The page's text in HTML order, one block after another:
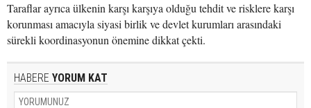
Taraflar ayrıca ülkenin karşı karşıya olduğu tehdit ve risklere karşı
korunması amacıyla siyasi birlik ve devlet kurumları arasındaki
sürekli koordinasyonun önemine dikkat çekti.
HABERE YORUM KAT